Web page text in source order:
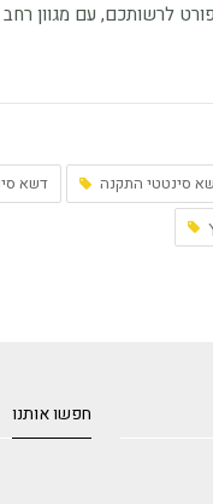
לרשותכם, עם מגוון
סינטטי התקנה דשא
חפשו אותנו